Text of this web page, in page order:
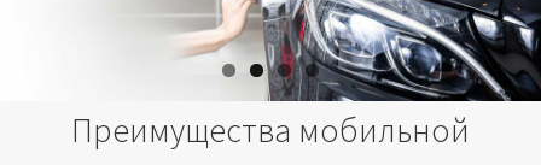
Химчистка салона
Подетальная химчистка
Преимущества мобильной